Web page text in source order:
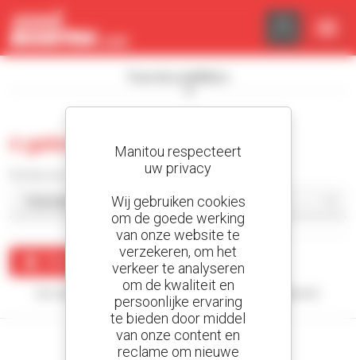
0 gebruikt meeneemheftruck
Maak een waarschuwing
Uw zoekopdracht heeft geen enkel resultaat opgeleverd.
Cookies beheer paneel
Manitou respecteert
uw privacy
Wij gebruiken cookies
om de goede werking
van onze website te
verzekeren, om het
verkeer te analyseren
om de kwaliteit en
persoonlijke ervaring
te bieden door middel
van onze content en
reclame om nieuwe